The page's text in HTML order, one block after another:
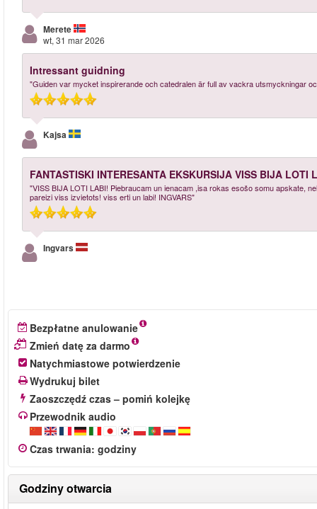
Merete
wt, 31 mar 2026
Intressant guidning
"Guiden var mycket inspirerande och catedralen är full av vackra utsmyckningar
Kajsa
FANTASTISKI INTERESANTA EKSKURSIJA VISS BIJA LOTI
"VISS BIJA LOTI LABI! Piebraucam un ienacam ,isa rokas esošo somu apskate,
pareizi viss izvietots! viss erti un labi! INGVARS"
Ingvars
Bezpłatne anulowanie
Zmień datę za darmo
Natychmiastowe potwierdzenie
Wydrukuj bilet
Zaoszczędź czas – pomiń kolejkę
Przewodnik audio
Czas trwania: godziny
Godziny otwarcia